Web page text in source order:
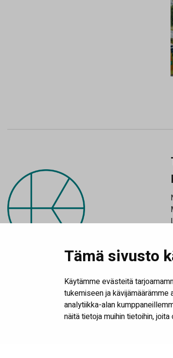
Tämä sivusto
Käytämme evästeitä
tukemiseen ja
analytiikka-alan
näitä tietoja muihin tietoihin,